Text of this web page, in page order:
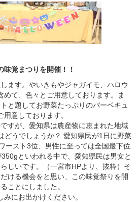
味覚まつりを開催！！
す。やいきもやジャガイモ、ハロウ
めて、色々とご用意しております。ま
と題してお野菜たっぷりのバーベキュ
用意しております。
すが、愛知県は農産物に恵まれた地域
どうでしょうか？ 愛知県民が1日に野菜
ースト3位、男性に至っては全国最下位
といわれる中で、愛知県民は男女と
しいです。（一宮市HPより、抜粋）そ
ける機会をと思い、この味覚祭りを開
ことにしました。
みにお出かけください。